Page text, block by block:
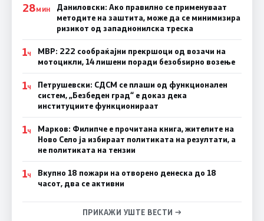
28МИН
Даниловски: Ако правилно се применуваат
методите на заштита, може да се минимизира
ризикот од западнонилска треска
1Ч
МВР: 222 сообраќајни прекршоци од возачи на
мотоцикли, 14 лишени поради безобѕирно возење
1Ч
Петрушевски: СДСМ се плаши од функционален
систем, „Безбеден град“ е доказ дека
институциите функционираат
1Ч
Марков: Филипче е прочитана книга, жителите на
Ново Село ја избираат политиката на резултати, а
не политиката на тензии
1Ч
Вкупно 18 пожари на отворено денеска до 18
часот, два се активни
ПРИКАЖИ УШТЕ ВЕСТИ →